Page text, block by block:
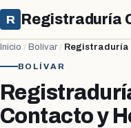
R Registraduría
Inicio / Bolívar / Registraduría
BOLÍVAR
Contacto y